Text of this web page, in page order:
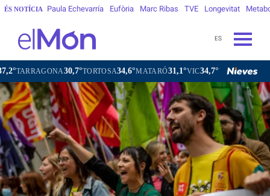
ÉS NOTÍCIA Paula Echevarría Eufòria Marc Ribas TVE Longevitat
ES
30,7°TORTOSA34,6°MATARÓ31,1°VIC34,7°VILAFRANCA DEL